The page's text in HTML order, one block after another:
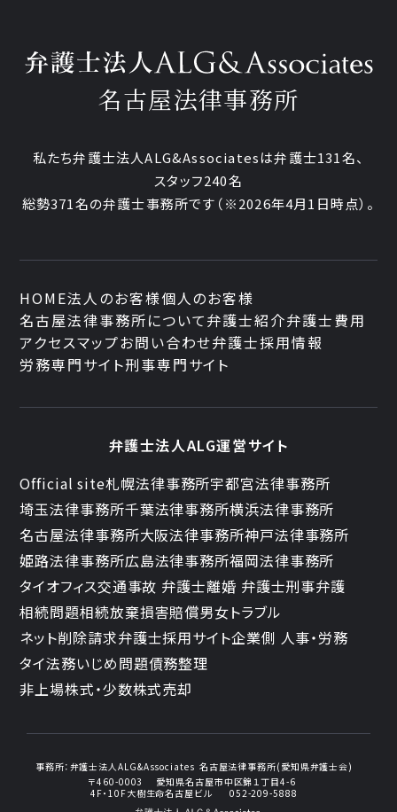
名古屋法律事務所
私たち弁護士法人ALG&Associatesは弁護士131名、
スタッフ240名
総勢371名の弁護士事務所です （※2026年4月1日時点）。
HOME法人のお客様個人のお客様
名古屋法律事務所について弁護士紹介弁護士費用
アクセスマップお問い合わせ弁護士採用情報
労務専門サイト刑事専門サイト
弁護士法人ALG運営サイト
Official site札幌法律事務所宇都宮法律事務所
埼玉法律事務所千葉法律事務所横浜法律事務所
名古屋法律事務所大阪法律事務所神戸法律事務所
姫路法律事務所広島法律事務所福岡法律事務所
タイオフィス交通事故 弁護士離婚 弁護士刑事弁護
相続問題相続放棄損害賠償男女トラブル
ネット削除請求弁護士採用サイト企業側 人事・労務
タイ法務いじめ問題債務整理
非上場株式・少数株式売却
事務所： 弁護士法人ALG&Associates 名古屋法律事務所(愛知県弁護士会)
〒460-0003
愛知県名古屋市中区錦１丁目4-6
4F・10F大樹生命名古屋ビル
052-209-5888